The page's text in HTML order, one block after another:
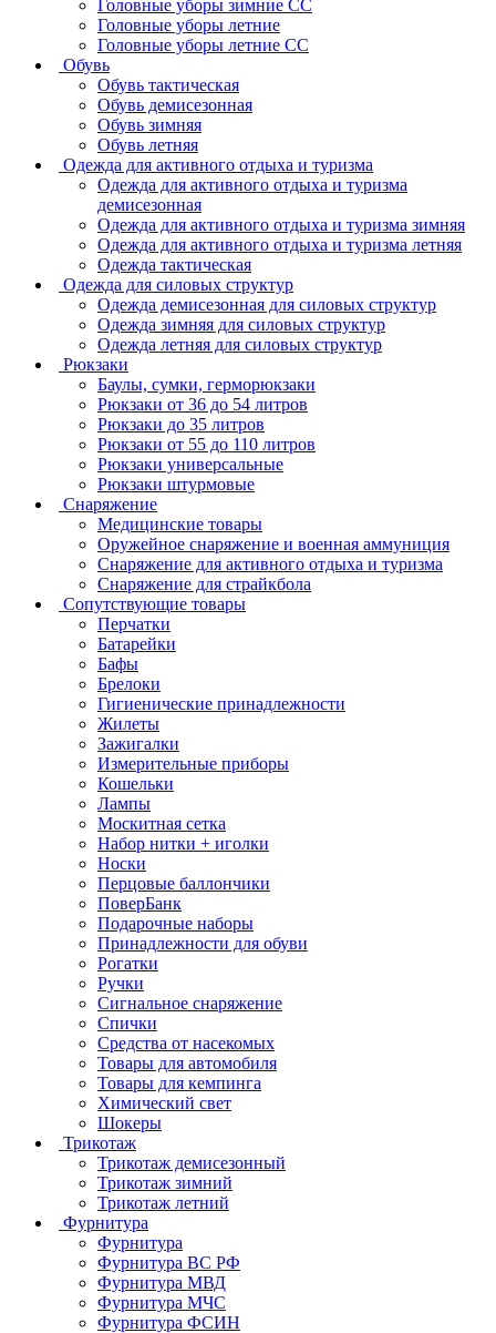
Головные уборы зимние СС
Головные уборы летние
Головные уборы летние СС
Обувь
Обувь тактическая
Обувь демисезонная
Обувь зимняя
Обувь летняя
Одежда для активного отдыха и туризма
Одежда для активного отдыха и туризма
демисезонная
Одежда для активного отдыха и туризма зимняя
Одежда для активного отдыха и туризма летняя
Одежда тактическая
Одежда для силовых структур
Одежда демисезонная для силовых структур
Одежда зимняя для силовых структур
Одежда летняя для силовых структур
Рюкзаки
Баулы, сумки, герморюкзаки
Рюкзаки от 36 до 54 литров
Рюкзаки до 35 литров
Рюкзаки от 55 до 110 литров
Рюкзаки универсальные
Рюкзаки штурмовые
Снаряжение
Медицинские товары
Оружейное снаряжение и военная аммуниция
Снаряжение для активного отдыха и туризма
Снаряжение для страйкбола
Сопутствующие товары
Перчатки
Батарейки
Бафы
Брелоки
Гигиенические принадлежности
Жилеты
Зажигалки
Измерительные приборы
Кошельки
Лампы
Москитная сетка
Набор нитки + иголки
Носки
Перцовые баллончики
ПоверБанк
Подарочные наборы
Принадлежности для обуви
Рогатки
Ручки
Сигнальное снаряжение
Спички
Средства от насекомых
Товары для автомобиля
Товары для кемпинга
Химический свет
Шокеры
Трикотаж
Трикотаж демисезонный
Трикотаж зимний
Трикотаж летний
Фурнитура
Фурнитура
Фурнитура ВС РФ
Фурнитура МВД
Фурнитура МЧС
Фурнитура ФСИН